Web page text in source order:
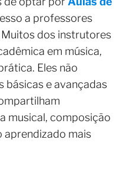
a professores
dos instrutores
em música,
Eles não
básicas e avançadas
musical, composição
aprendizado mais